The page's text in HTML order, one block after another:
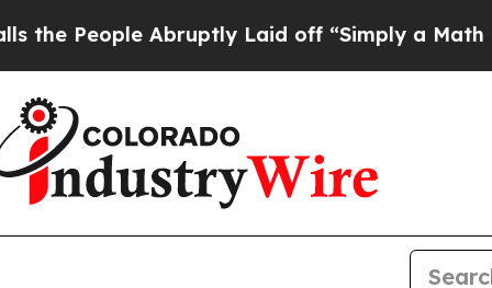
Abruptly Laid off “Simply a Math Problem